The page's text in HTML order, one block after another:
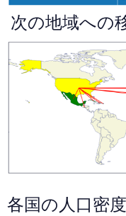
次の地域への
各国の人口密度